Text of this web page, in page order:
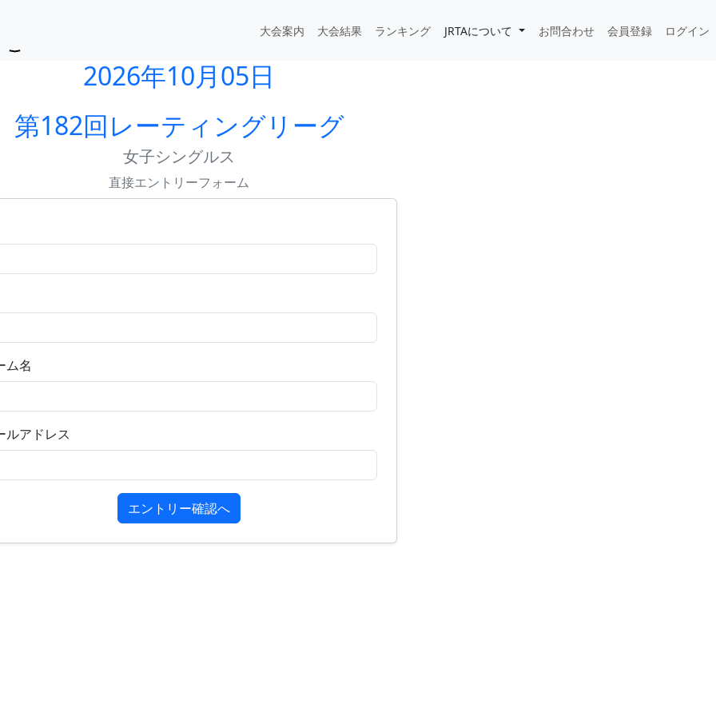
大会案内 大会結果 ランキング JRTAについて お問合わせ 会員登録 ログイン
2026年10月05日
第182回レーティングリーグ
女子シングルス
直接エントリーフォーム
ム名
ルアドレス